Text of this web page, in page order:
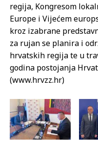
regija, Kongresom
Europe i Vijećem
kroz izabrane
za rujan se planira i
hrvatskih regija te u
godina postojanja
(www.hrvzz.hr)